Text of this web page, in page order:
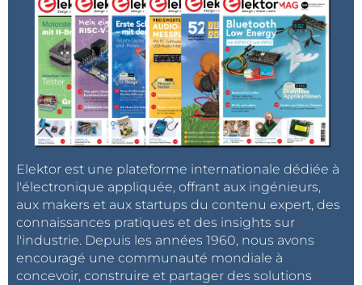
Elektor est une plateforme internationale dédiée à
l'électronique appliquée, offrant aux ingénieurs,
aux makers et aux startups du contenu expert, des
connaissances pratiques et des insights sur
l'industrie. Depuis les années 1960, nous avons
encouragé une communauté mondiale à
concevoir, construire et partager des solutions